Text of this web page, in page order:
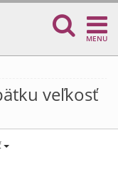
MENU
veľkosť